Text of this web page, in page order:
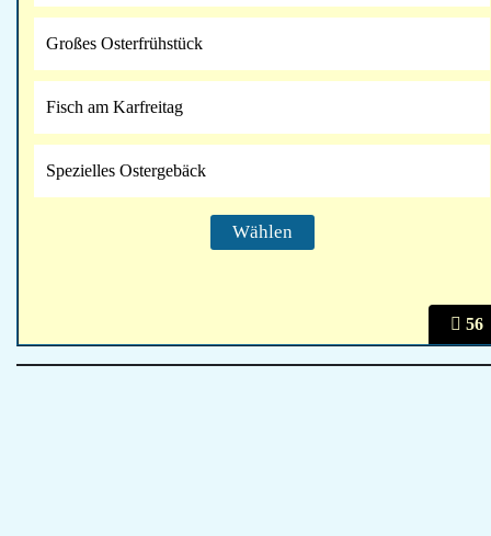
56
Großes Osterfrühstück
Fisch am Karfreitag
Spezielles Ostergebäck